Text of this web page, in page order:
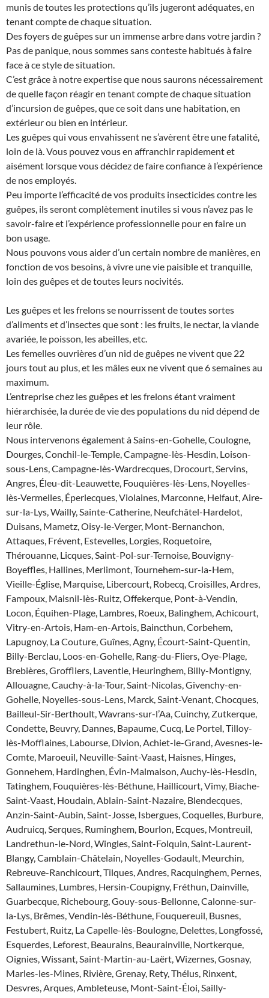
munis de toutes les protections qu’ils jugeront adéquates, en
tenant compte de chaque situation.
Des foyers de guêpes sur un immense arbre dans votre jardin ?
Pas de panique, nous sommes sans conteste habitués à faire
face à ce style de situation.
C’est grâce à notre expertise que nous saurons nécessairement
de quelle façon réagir en tenant compte de chaque situation
d’incursion de guêpes, que ce soit dans une habitation, en
extérieur ou bien en intérieur.
Les guêpes qui vous envahissent ne s’avèrent être une fatalité,
loin de là. Vous pouvez vous en affranchir rapidement et
aisément lorsque vous décidez de faire confiance à l’expérience
de nos employés.
Peu importe l’efficacité de vos produits insecticides contre les
guêpes, ils seront complètement inutiles si vous n’avez pas le
savoir-faire et l’expérience professionnelle pour en faire un
bon usage.
Nous pouvons vous aider d’un certain nombre de manières, en
fonction de vos besoins, à vivre une vie paisible et tranquille,
loin des guêpes et de toutes leurs nocivités.
Les guêpes et les frelons se nourrissent de toutes sortes
d’aliments et d’insectes que sont : les fruits, le nectar, la viande
avariée, le poisson, les abeilles, etc.
Les femelles ouvrières d’un nid de guêpes ne vivent que 22
jours tout au plus, et les mâles eux ne vivent que 6 semaines au
maximum.
L’entreprise chez les guêpes et les frelons étant vraiment
hiérarchisée, la durée de vie des populations du nid dépend de
leur rôle.
Nous intervenons également à Sains-en-Gohelle, Coulogne,
Dourges, Conchil-le-Temple, Campagne-lès-Hesdin, Loison-
sous-Lens, Campagne-lès-Wardrecques, Drocourt, Servins,
Angres, Éleu-dit-Leauwette, Fouquières-lès-Lens, Noyelles-
lès-Vermelles, Éperlecques, Violaines, Marconne, Helfaut, Aire-
sur-la-Lys, Wailly, Sainte-Catherine, Neufchâtel-Hardelot,
Duisans, Mametz, Oisy-le-Verger, Mont-Bernanchon,
Attaques, Frévent, Estevelles, Lorgies, Roquetoire,
Thérouanne, Licques, Saint-Pol-sur-Ternoise, Bouvigny-
Boyeffles, Hallines, Merlimont, Tournehem-sur-la-Hem,
Vieille-Église, Marquise, Libercourt, Robecq, Croisilles, Ardres,
Fampoux, Maisnil-lès-Ruitz, Offekerque, Pont-à-Vendin,
Locon, Équihen-Plage, Lambres, Roeux, Balinghem, Achicourt,
Vitry-en-Artois, Ham-en-Artois, Baincthun, Corbehem,
Lapugnoy, La Couture, Guînes, Agny, Écourt-Saint-Quentin,
Billy-Berclau, Loos-en-Gohelle, Rang-du-Fliers, Oye-Plage,
Brebières, Groffliers, Laventie, Heuringhem, Billy-Montigny,
Allouagne, Cauchy-à-la-Tour, Saint-Nicolas, Givenchy-en-
Gohelle, Noyelles-sous-Lens, Marck, Saint-Venant, Chocques,
Bailleul-Sir-Berthoult, Wavrans-sur-l’Aa, Cuinchy, Zutkerque,
Condette, Beuvry, Dannes, Bapaume, Cucq, Le Portel, Tilloy-
lès-Mofflaines, Labourse, Divion, Achiet-le-Grand, Avesnes-le-
Comte, Maroeuil, Neuville-Saint-Vaast, Haisnes, Hinges,
Gonnehem, Hardinghen, Évin-Malmaison, Auchy-lès-Hesdin,
Tatinghem, Fouquières-lès-Béthune, Haillicourt, Vimy, Biache-
Saint-Vaast, Houdain, Ablain-Saint-Nazaire, Blendecques,
Anzin-Saint-Aubin, Saint-Josse, Isbergues, Coquelles, Burbure,
Audruicq, Serques, Ruminghem, Bourlon, Ecques, Montreuil,
Landrethun-le-Nord, Wingles, Saint-Folquin, Saint-Laurent-
Blangy, Camblain-Châtelain, Noyelles-Godault, Meurchin,
Rebreuve-Ranchicourt, Tilques, Andres, Racquinghem, Pernes,
Sallaumines, Lumbres, Hersin-Coupigny, Fréthun, Dainville,
Guarbecque, Richebourg, Gouy-sous-Bellonne, Calonne-sur-
la-Lys, Brêmes, Vendin-lès-Béthune, Fouquereuil, Busnes,
Festubert, Ruitz, La Capelle-lès-Boulogne, Delettes, Longfossé,
Esquerdes, Leforest, Beaurains, Beaurainville, Nortkerque,
Oignies, Wissant, Saint-Martin-au-Laërt, Wizernes, Gosnay,
Marles-les-Mines, Rivière, Grenay, Rety, Thélus, Rinxent,
Desvres, Arques, Ambleteuse, Mont-Saint-Éloi, Sailly-